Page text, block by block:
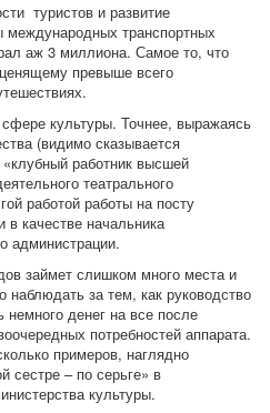
туристов и развитие
международных транспортных
аж 3 миллиона. Самое то, что
превыше всего
культуры. Точнее, выражаясь
(видимо сказывается
работник высшей
театрального
работой работы на посту
качестве начальника
администрации.
займет слишком много места и
наблюдать за тем, как руководство
денег на все после
потребностей аппарата.
примеров, наглядно
сестре – по серьге» в
культуры.